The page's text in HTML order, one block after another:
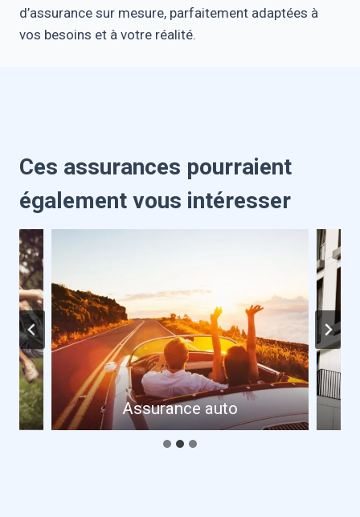
d’assurance sur mesure, parfaitement adaptées à
vos besoins et à votre réalité.
Ces assurances pourraient
également vous intéresser
Assurance auto